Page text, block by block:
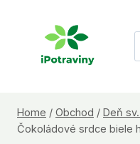
Home / Obchod / Deň
Čokoládové srdce biele